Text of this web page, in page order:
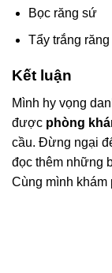
Bọc răng sứ
Tẩy trắng răng
Kết luận
Mình hy vọng
được phòng
cầu. Đừng ngại
đọc thêm những
Cùng mình khám